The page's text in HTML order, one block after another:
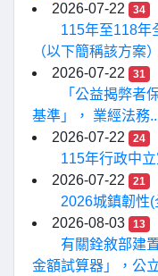
2026-07-22
34
115年至118年
（以下簡稱該方案
2026-07-22
31
「公益揭弊者
基準」， 業經法務
2026-07-22
24
115年行政中
2026-07-22
21
2026城鎮韌性
2026-08-03
13
有關銓敘部建
金額試算器」，公